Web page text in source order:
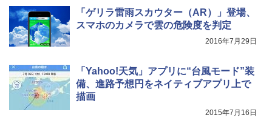
「ゲリラ雷雨スカウター（AR）」登場、
スマホのカメラで雲の危険度を判定
2016年7月29日
「Yahoo!天気」アプリに“台風モード”装
備、進路予想円をネイティブアプリ上で
描画
2015年7月16日